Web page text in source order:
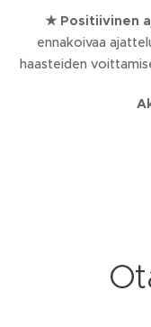
★ Positiivinen
ennakoivaa
haasteiden